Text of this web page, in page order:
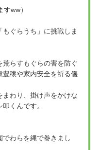
すww）
ぐらうち」に挑戦しま
らすもぐらの害を防ぐ
豊穣や家内安全を祈る儀
まわり、掛け声をかけな
くんです。
わらを縄で巻きまし